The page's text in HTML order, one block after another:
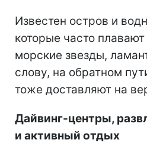
Известен остров и
которые часто
морские звезды,
слову, на обратном
тоже доставляют на
Дайвинг-центры,
и активный отдых